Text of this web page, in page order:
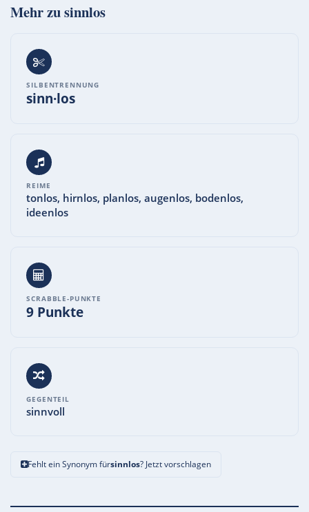
Mehr zusinnlos
SILBENTRENNUNG
sinn·los
REIME
tonlos, hirnlos, planlos, augenlos, bodenlos,
ideenlos
SCRABBLE-PUNKTE
9 Punkte
GEGENTEIL
sinnvoll
Fehlt ein Synonym fürsinnlos? Jetzt vorschlagen